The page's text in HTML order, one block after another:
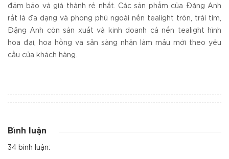
đảm bảo và giá thành rẻ nhất. Các sản phẩm của Đặng Anh
rất là đa dạng và phong phú ngoài nến tealight tròn, trái tim,
Đặng Anh còn sản xuất và kinh doanh cả nến tealight hình
hoa đại, hoa hồng và sẵn sàng nhận làm mẫu mới theo yêu
cầu của khách hàng.
Bình luận
34 bình luận: